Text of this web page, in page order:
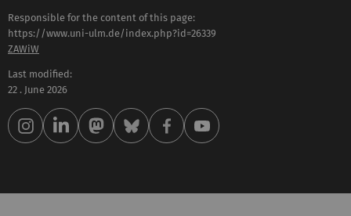
Responsible for the content of this page:
https://www.uni-ulm.de/index.php?id=26339
ZAWiW
Last modified:
22 . June 2026